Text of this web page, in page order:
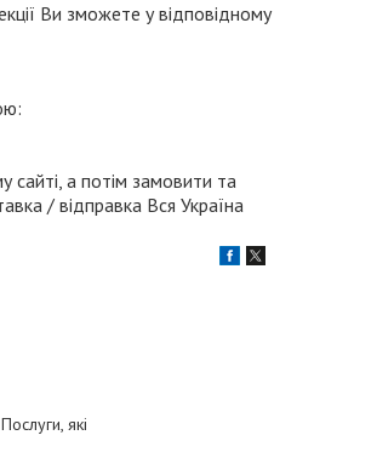
Ви зможете у відповідному
сайті, а потім замовити та
/ відправка Вся Україна
які